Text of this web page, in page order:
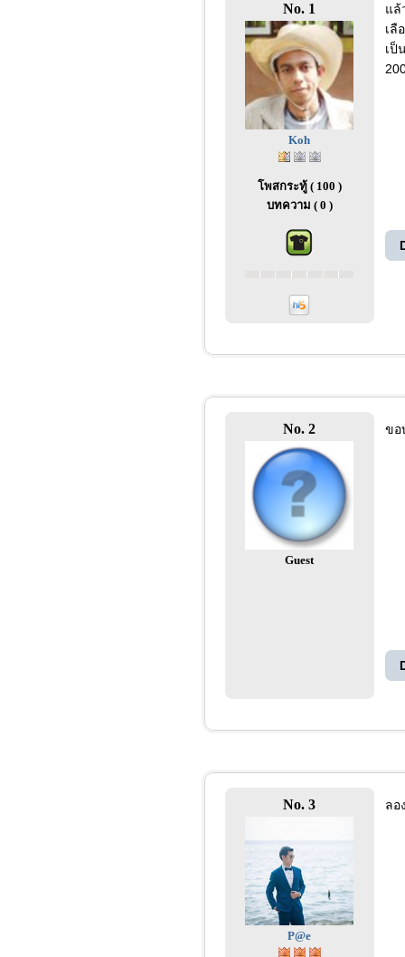
No. 1
Koh
โพสกระทู้ ( 100 )
บทความ ( 0 )
แล้
เลื
เป็
No. 2
Guest
ขอ
No. 3
P@e
ลอ